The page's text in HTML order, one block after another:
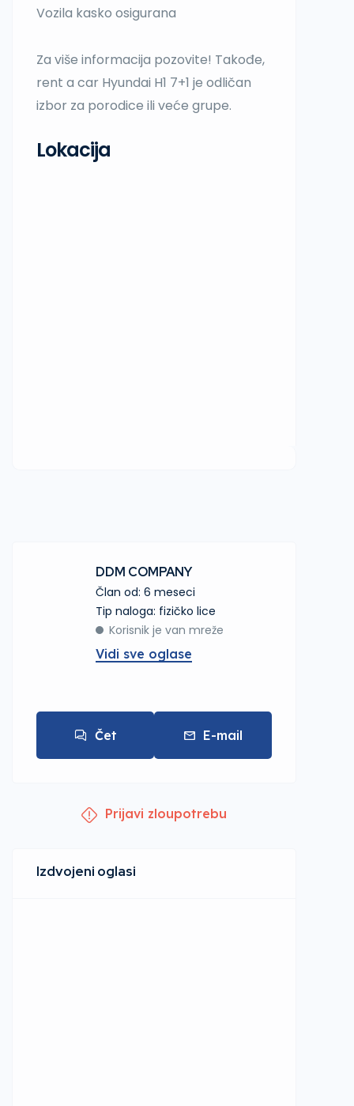
Vozila kasko osigurana
Za više informacija pozovite! Takođe,
rent a car Hyundai H1 7+1 je odličan
izbor za porodice ili veće grupe.
Lokacija
DDM COMPANY
Član od: 6 meseci
tip naloga: fizičko lice
Korisnik je van mreže
Vidi sve oglase
Čet E-mail
Prijavi zloupotrebu